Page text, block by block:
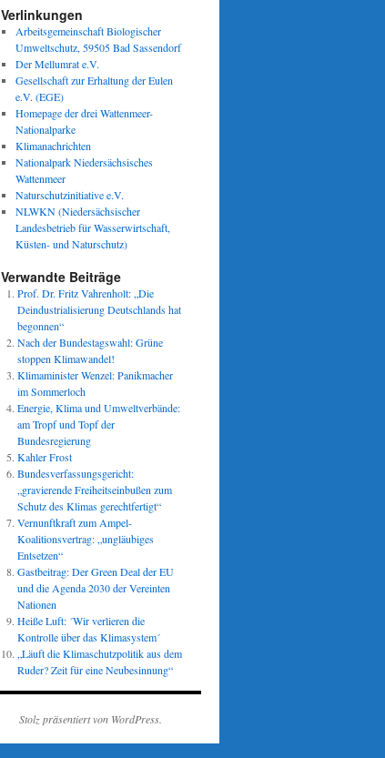
Verlinkungen
Arbeitsgemeinschaft Biologischer
Umweltschutz, 59505 Bad Sassendorf
Der Mellumrat e.V.
Gesellschaft zur Erhaltung der Eulen
e.V. (EGE)
Homepage der drei Wattenmeer-
Nationalparke
Klimanachrichten
Nationalpark Niedersächsisches
Wattenmeer
Naturschutzinitiative e.V.
NLWKN (Niedersächsischer
Landesbetrieb für Wasserwirtschaft,
Küsten- und Naturschutz)
Verwandte Beiträge
Prof. Dr. Fritz Vahrenholt: „Die
Deindustrialisierung Deutschlands hat
begonnen“
Nach der Bundestagswahl: Grüne
stoppen Klimawandel!
Klimaminister Wenzel: Panikmacher
im Sommerloch
Energie, Klima und Umweltverbände:
am Tropf und Topf der
Bundesregierung
Kahler Frost
Bundesverfassungsgericht:
„gravierende Freiheitseinbußen zum
Schutz des Klimas gerechtfertigt“
Vernunftkraft zum Ampel-
Koalitionsvertrag: „ungläubiges
Entsetzen“
Gastbeitrag: Der Green Deal der EU
und die Agenda 2030 der Vereinten
Nationen
Heiße Luft: ´Wir verlieren die
Kontrolle über das Klimasystem´
„Läuft die Klimaschutzpolitik aus dem
Ruder? Zeit für eine Neubesinnung“
Stolz präsentiert von WordPress.